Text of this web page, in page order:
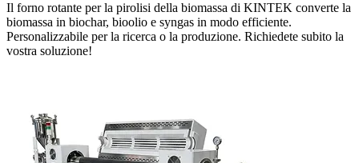
Il forno rotante per la pirolisi della biomassa di KINTEK converte la
biomassa in biochar, bioolio e syngas in modo efficiente.
Personalizzabile per la ricerca o la produzione. Richiedete subito la
vostra soluzione!